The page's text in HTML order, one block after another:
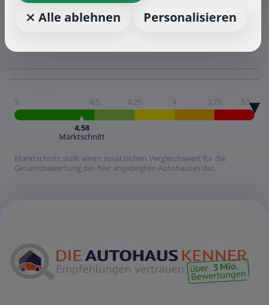
5 4,5 4,25 4 3,75 3,5
4,58
Marktschnitt
Marktschnitt stellt einen zusätzlichen Vergleichswert für die
Gesamtbewertung des hier angezeigten Autohauses dar.
⨯ Alle ablehnen
Personalisieren